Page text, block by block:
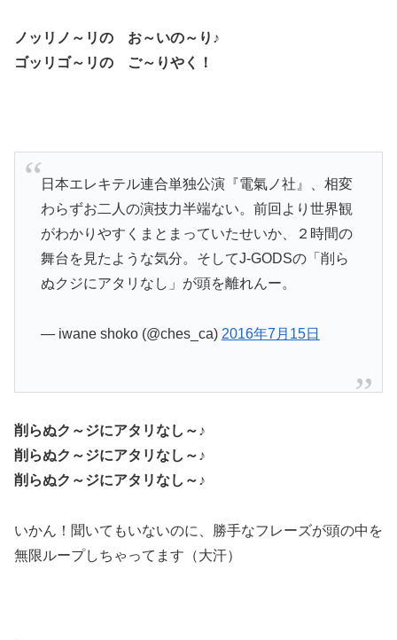
ノッリノ～リの お～いの～り♪
ゴッリゴ～リの ご～りやく！
日本エレキテル連合単独公演『電氣ノ社』、相変
わらずお二人の演技力半端ない。前回より世界観
がわかりやすくまとまっていたせいか、２時間の
舞台を見たような気分。そしてJ-GODSの「削ら
ぬクジにアタリなし」が頭を離れんー。
— iwane shoko (@ches_ca) 2016年7月15日
削らぬク～ジにアタリなし～♪
削らぬク～ジにアタリなし～♪
削らぬク～ジにアタリなし～♪
いかん！聞いてもいないのに、勝手なフレーズが頭の中を
無限ループしちゃってます（大汗）